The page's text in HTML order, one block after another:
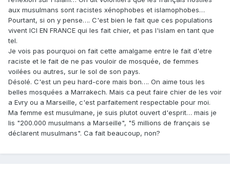
aux musulmans sont racistes xénophobes et islamophobes…
Pourtant, si on y pense…. C'est bien le fait que ces populations
vivent ICI EN FRANCE qui les fait chier, et pas l'islam en tant que
tel.
Je vois pas pourquoi on fait cette amalgame entre le fait d'etre
raciste et le fait de ne pas vouloir de mosquée, de femmes
voilées ou autres, sur le sol de son pays.
Désolé. C'est un peu hard-core mais bon…. On aime tous les
belles mosquées a Marrakech. Mais ca peut faire chier de les voir
a Evry ou a Marseille, c'est parfaitement respectable pour moi.
Ma femme est musulmane, je suis plutot ouvert d'esprit… mais je
lis "200.000 musulmans a Marseille", "5 millions de français se
déclarent musulmans". Ca fait beaucoup, non?